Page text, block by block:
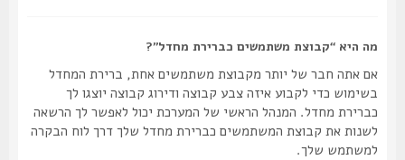
מה היא “קבוצת משתמשים כברירת מחדל”?
אם אתה חבר של יותר מקבוצת משתמשים אחת, ברירת המחדל
בשימוש כדי לקבוע איזה צבע קבוצה ודירוג קבוצה יוצגו לך
כברירת מחדל. המנהל הראשי של המערכת יכול לאפשר לך הרשאה
לשנות את קבוצת המשתמשים כברירת מחדל שלך דרך לוח הבקרה
למשתמש שלך.